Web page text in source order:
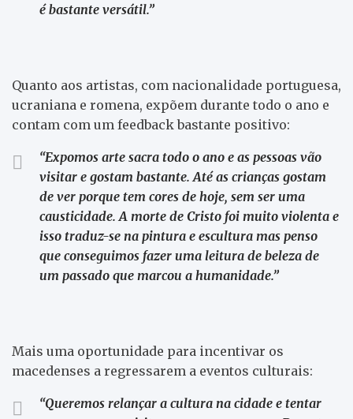
é bastante versátil.”
Quanto aos artistas, com nacionalidade portuguesa,
ucraniana e romena, expõem durante todo o ano e
contam com um feedback bastante positivo:
“Expomos arte sacra todo o ano e as pessoas vão
visitar e gostam bastante. Até as crianças gostam
de ver porque tem cores de hoje, sem ser uma
causticidade. A morte de Cristo foi muito violenta e
isso traduz-se na pintura e escultura mas penso
que conseguimos fazer uma leitura de beleza de
um passado que marcou a humanidade.”
Mais uma oportunidade para incentivar os
macedenses a regressarem a eventos culturais:
“Queremos relançar a cultura na cidade e tentar